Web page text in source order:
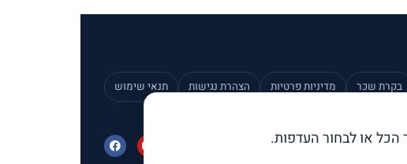
בקרת שכר מדיניות פרטיות הצהרת נגישות תנאי שימוש
הכל או לבחור העדפות.